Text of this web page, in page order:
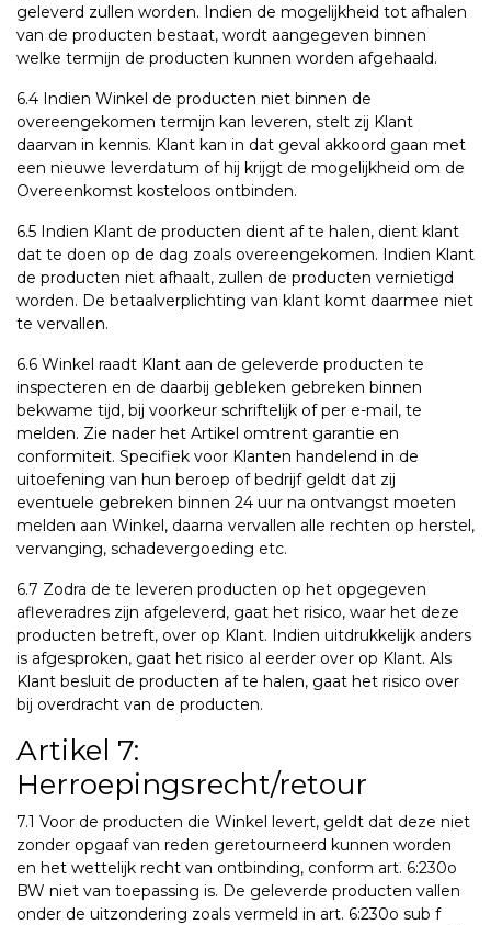
geleverd zullen worden. Indien de mogelijkheid tot afhalen
van de producten bestaat, wordt aangegeven binnen
welke termijn de producten kunnen worden afgehaald.
6.4 Indien Winkel de producten niet binnen de
overeengekomen termijn kan leveren, stelt zij Klant
daarvan in kennis. Klant kan in dat geval akkoord gaan met
een nieuwe leverdatum of hij krijgt de mogelijkheid om de
Overeenkomst kosteloos ontbinden.
6.5 Indien Klant de producten dient af te halen, dient klant
dat te doen op de dag zoals overeengekomen. Indien Klant
de producten niet afhaalt, zullen de producten vernietigd
worden. De betaalverplichting van klant komt daarmee niet
te vervallen.
6.6 Winkel raadt Klant aan de geleverde producten te
inspecteren en de daarbij gebleken gebreken binnen
bekwame tijd, bij voorkeur schriftelijk of per e-mail, te
melden. Zie nader het Artikel omtrent garantie en
conformiteit. Specifiek voor Klanten handelend in de
uitoefening van hun beroep of bedrijf geldt dat zij
eventuele gebreken binnen 24 uur na ontvangst moeten
melden aan Winkel, daarna vervallen alle rechten op herstel,
vervanging, schadevergoeding etc.
6.7 Zodra de te leveren producten op het opgegeven
afleveradres zijn afgeleverd, gaat het risico, waar het deze
producten betreft, over op Klant. Indien uitdrukkelijk anders
is afgesproken, gaat het risico al eerder over op Klant. Als
Klant besluit de producten af te halen, gaat het risico over
bij overdracht van de producten.
Artikel 7:
Herroepingsrecht/retour
7.1 Voor de producten die Winkel levert, geldt dat deze niet
zonder opgaaf van reden geretourneerd kunnen worden
en het wettelijk recht van ontbinding, conform art. 6:230o
BW niet van toepassing is. De geleverde producten vallen
onder de uitzondering zoals vermeld in art. 6:230o sub f